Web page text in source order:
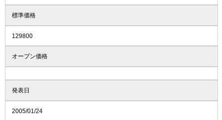
標準価格
129800
オープン価格
発表日
2005/01/24